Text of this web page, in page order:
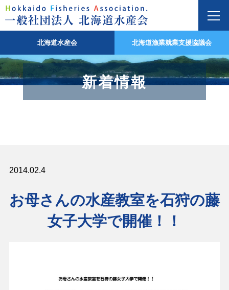
北海道水産会 北海道漁業就業支援協議会
新着情報
2014.02.4
お母さんの水産教室を石狩の藤
女子大学で開催！！